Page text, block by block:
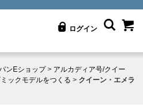
ログイン
ンEショップ> アルカディア号/クイー
ックモデルをつくる > クイーン・エメラ